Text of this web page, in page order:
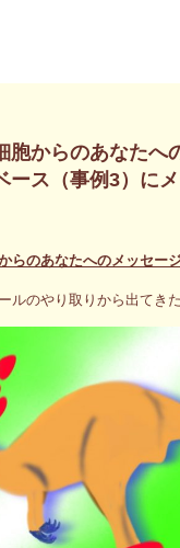
胞からのあなた
ース（事例3）に
らのあなたへのメッセー
ルのやり取りから出てき